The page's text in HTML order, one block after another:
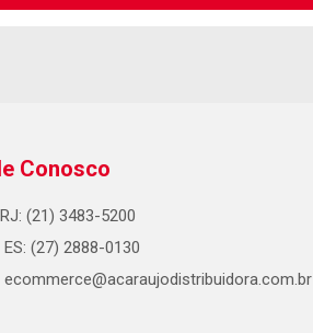
Conosco
RJ: (21) 3483-5200
ES: (27) 2888-0130
ecommerce@acaraujodistribuidora.com.br